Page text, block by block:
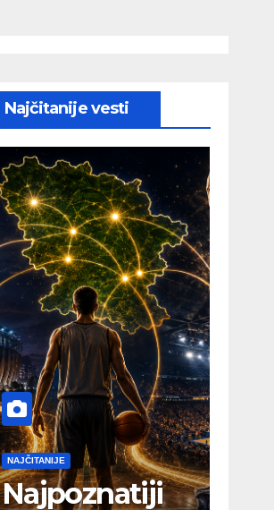
Najčitanije vesti
NAJČITANIJE
Najpoznatiji